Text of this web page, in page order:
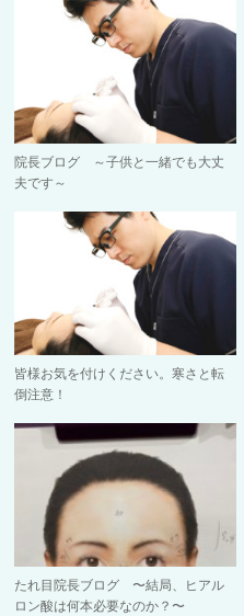
院長ブログ ～子供と一緒でも大丈
夫です～
皆様お気を付けください。寒さと転
倒注意！
たれ目院長ブログ 〜結局、ヒアル
ロン酸は何本必要なのか？〜